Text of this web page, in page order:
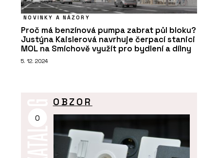
NOVINKY A NÁZORY
Proč má benzínová pumpa zabrat půl bloku?
Justýna Kaislerová navrhuje čerpací stanici
MOL na Smíchově využít pro bydlení a dílny
5. 12. 2024
O
OBZOR